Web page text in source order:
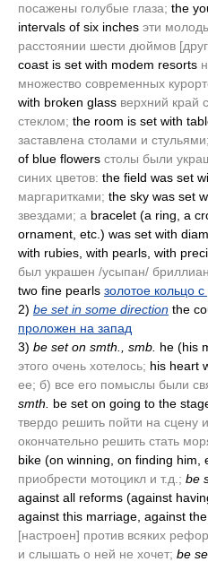
посажены голубые глаза; the
intervals of six inches эти
расстоянии шести дюймов [друг
coast is set with modem resorts
множество современных
with broken glass верхний край
стеклом; the room is set with
заставлена столами и стульями;
of blue flowers столы были
синих цветов: the field was set
маргаритками; the sky was set
звездами; а bracelet (a ring, a
ornament, etc.) was set with
with rubies, with pearls, with
был украшен /усыпан/
two fine pearls золотое кольцо
2) be set in some direction the
проложен на запад
3) be set on smth., smb. he (his
этого очень хотелось; his heart
ее; б) все его помыслы были
smth.
be set on going to the
твердо решить пойти на сцену
окончательно решить стать
bike (on winning, on finding him,
приобрести мотоцикл и т.д.; be
against all reforms (against
against this marriage, against
[настроен] против всяких
и слышать о ней не хочет; be